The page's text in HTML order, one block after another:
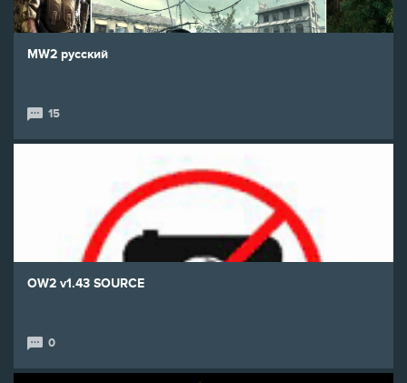
MW2 русский
15
OW2 v1.43 SOURCE
0